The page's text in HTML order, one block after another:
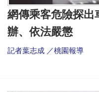
網傳乘客危險探
辦、依法嚴懲
記者葉志成 ／桃園報導